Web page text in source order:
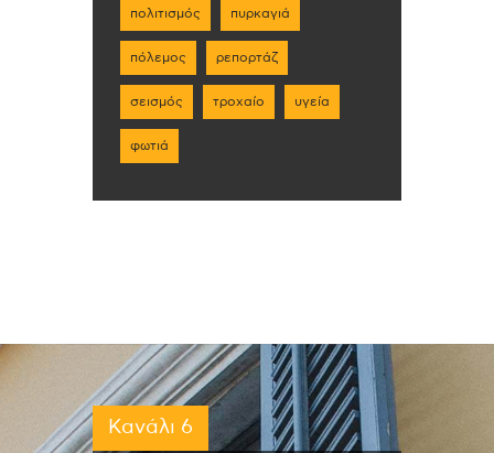
πολιτισμός πυρκαγιά
πόλεμος ρεπορτάζ
σεισμός τροχαίο υγεία
φωτιά
Κανάλι 6